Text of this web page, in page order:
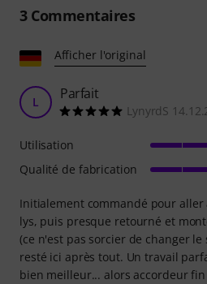
3Commentaires
Afficher l'original
L Parfait
LynyrdS
Initialement commandé pour aller
lys, puis presque retourné et
(ce n'est pas sorcier de changer
resté ici après tout. Un travail
bien meilleur... alors accordeur
Utilisation
Qualité de fabrication